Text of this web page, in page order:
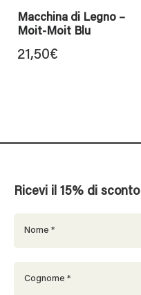
Macchina di Legno –
Moit-Moit Blu
21,50€
Ricevi il 15% di